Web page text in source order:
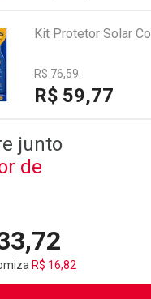
Kit Protetor Solar
R$ 76,59
R$ 59,77
junto
de
R$ 16,82